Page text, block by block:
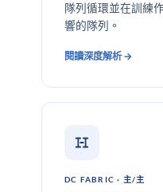
隊列循環並在訓練
響的隊列。
閱讀深度解析 →
DC FABRIC · 主/主